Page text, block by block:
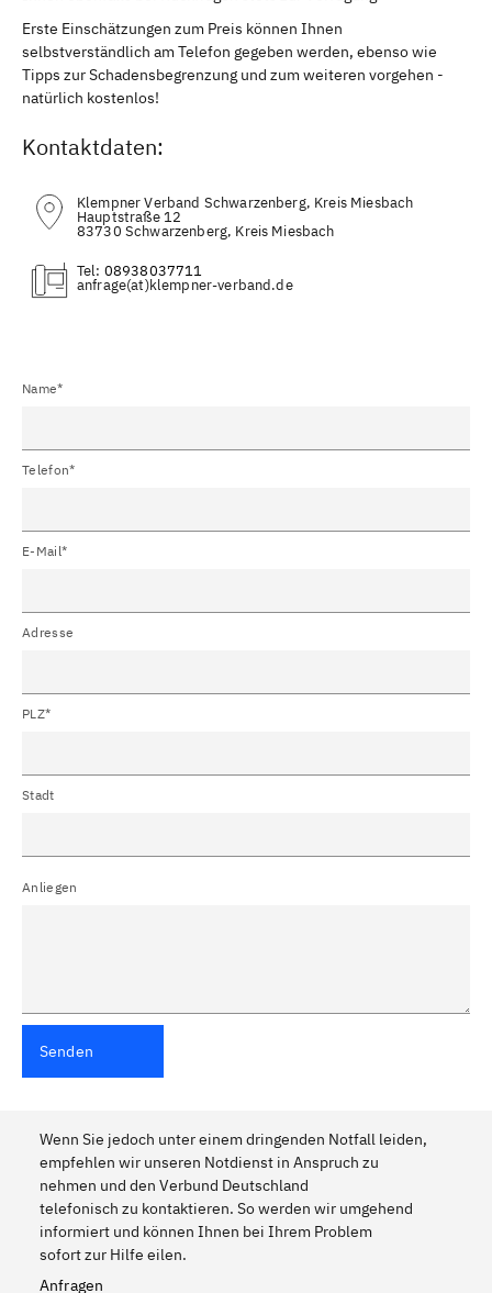
Erste Einschätzungen zum Preis können Ihnen
selbstverständlich am Telefon gegeben werden, ebenso wie
Tipps zur Schadensbegrenzung und zum weiteren vorgehen -
natürlich kostenlos!
Kontaktdaten:
Klempner Verband Schwarzenberg, Kreis Miesbach
Hauptstraße 12
83730 Schwarzenberg, Kreis Miesbach
Tel: 08938037711
(at)
Name*
Telefon*
E-Mail*
Adresse
PLZ*
Stadt
Anliegen
Senden
Wenn Sie jedoch unter einem dringenden Notfall leiden,
empfehlen wir unseren Notdienst in Anspruch zu
nehmen und den Verbund Deutschland
telefonisch zu kontaktieren. So werden wir umgehend
informiert und können Ihnen bei Ihrem Problem
sofort zur Hilfe eilen.
Anfragen